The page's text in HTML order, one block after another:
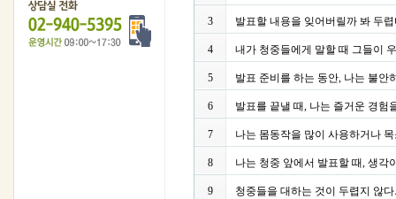
3 발표할 내용을 잊어버릴까 봐 두
4 내가 청중들에게 말할 때 그들이
5 발표 준비를 하는 동안, 나는 불안
6 발표를 끝낼 때, 나는 즐거운 경험
7 나는 몸동작을 많이 사용하거나
8 나는 청중 앞에서 발표할 때, 생각
9 청중들을 대하는 것이 두렵지 않다.